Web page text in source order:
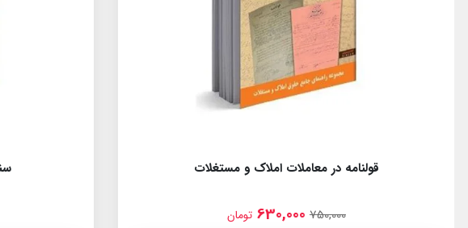
قولنامه در معاملات املاک و مستغلات
750,000
630,000 تومان